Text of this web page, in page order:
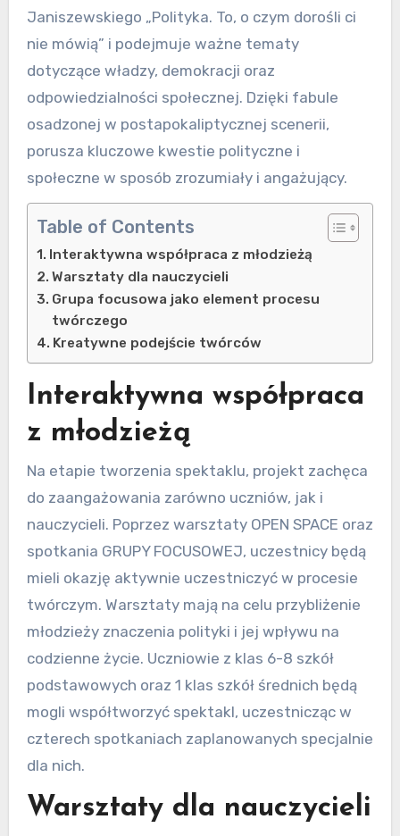
Janiszewskiego „Polityka. To, o czym dorośli ci
nie mówią” i podejmuje ważne tematy
dotyczące władzy, demokracji oraz
odpowiedzialności społecznej. Dzięki fabule
osadzonej w postapokaliptycznej scenerii,
porusza kluczowe kwestie polityczne i
społeczne w sposób zrozumiały i angażujący.
Table of Contents
Interaktywna współpraca z młodzieżą
Warsztaty dla nauczycieli
Grupa focusowa jako element procesu
twórczego
Kreatywne podejście twórców
Interaktywna współpraca
z młodzieżą
Na etapie tworzenia spektaklu, projekt zachęca
do zaangażowania zarówno uczniów, jak i
nauczycieli. Poprzez warsztaty OPEN SPACE oraz
spotkania GRUPY FOCUSOWEJ, uczestnicy będą
mieli okazję aktywnie uczestniczyć w procesie
twórczym. Warsztaty mają na celu przybliżenie
młodzieży znaczenia polityki i jej wpływu na
codzienne życie. Uczniowie z klas 6-8 szkół
podstawowych oraz 1 klas szkół średnich będą
mogli współtworzyć spektakl, uczestnicząc w
czterech spotkaniach zaplanowanych specjalnie
dla nich.
Warsztaty dla nauczycieli